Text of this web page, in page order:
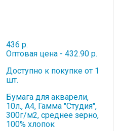
436 р.
Оптовая цена - 432.90 р.
Доступно к покупке от 1
шт.
Бумага для акварели,
10л., А4, Гамма "Студия",
300г/м2, среднее зерно,
100% хлопок